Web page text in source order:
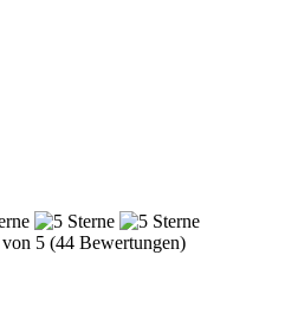
5 (44 Bewertungen)